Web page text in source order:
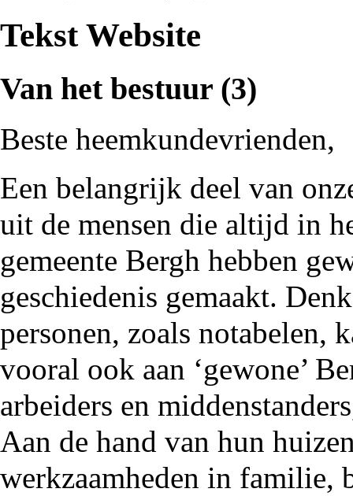
Tekst Website
Van het bestuur (3)
Beste heemkundevrienden,
Een belangrijk deel van
uit de mensen die altijd in
gemeente Bergh hebben
geschiedenis gemaakt.
personen, zoals notabelen,
vooral ook aan ‘gewone’
arbeiders en
Aan de hand van hun
werkzaamheden in familie,